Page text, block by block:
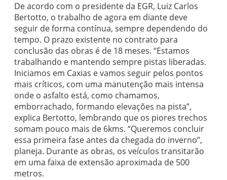
De acordo com o presidente da EGR, Luiz Carlos
Bertotto, o trabalho de agora em diante deve
seguir de forma contínua, sempre dependendo do
tempo. O prazo existente no contrato para
conclusão das obras é de 18 meses. “Estamos
trabalhando e mantendo sempre pistas liberadas.
Iniciamos em Caxias e vamos seguir pelos pontos
mais críticos, com uma manutenção mais intensa
onde o asfalto está, como chamamos,
emborrachado, formando elevações na pista”,
explica Bertotto, lembrando que os piores trechos
somam pouco mais de 6kms. “Queremos concluir
essa primeira fase antes da chegada do inverno”,
planeja. Durante as obras, os veículos transitarão
em uma faixa de extensão aproximada de 500
metros.